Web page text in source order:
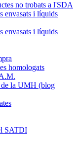
no trobats a l'SDA
envasats i líquids
envasats i líquids
homologats
la UMH (blog
SATDI